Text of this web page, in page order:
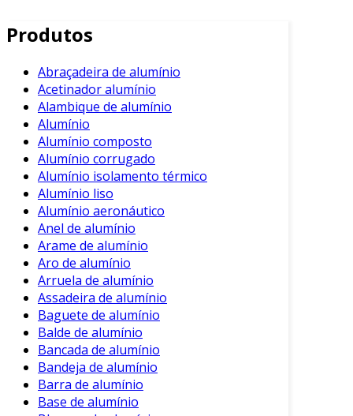
além da redução do impacto ambiental. Este
crescentes demandas por práticas mais
sustentáveis e responsáveis, fundamentais
para a imagem corporativa no cenário atual de
mercado. A preocupação com a
sustentabilidade se tornou um diferencial
competitivo e, ao optar pela reciclagem de
alumínio, sua empresa demonstra
comprometimento com o meio ambiente,
atraindo clientes que priorizam iniciativas
verdes.
Nossos parceiros oferecem soluções completas
em reciclagem de alumínio, atuando em
diversas frentes que garantem a otimização do
processo e a eficiência no recolhimento e
transformação dos materiais. Com tecnologia
de ponta e práticas inovadoras, eles se
destacam no mercado, oferecendo um serviço
que não só cumpre as normativas ambientais,
Produtos
Abraçadeira de alumínio
Acetinador alumínio
Alambique de alumínio
Alumínio
Alumínio composto
Alumínio corrugado
Alumínio isolamento térmico
Alumínio liso
Alumínio aeronáutico
Anel de alumínio
Arame de alumínio
Aro de alumínio
Arruela de alumínio
Assadeira de alumínio
Baguete de alumínio
Balde de alumínio
Bancada de alumínio
Bandeja de alumínio
Barra de alumínio
Base de alumínio